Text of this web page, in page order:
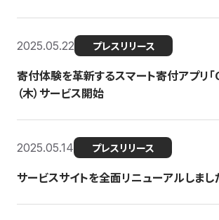
2025.05.22 プレスリリース
寄付体験を革新するスマート寄付アプリ「
（木）サービス開始
2025.05.14 プレスリリース
サービスサイトを全面リニューアルしまし